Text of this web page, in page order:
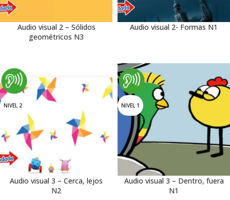
Audio visual 2 – Sólidos
geométricos N3
Audio visual 2- Formas N1
NIVEL 2
Audio visual 3 – Cerca, lejos
N2
NIVEL 1
Audio visual 3 – Dentro, fuera
N1